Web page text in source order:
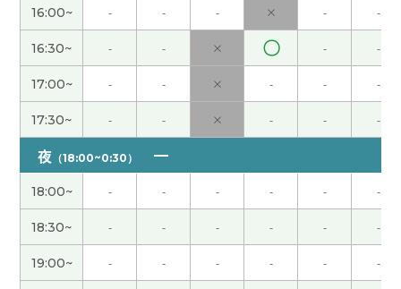
ありがとうございました！次回もどうかよろしくお
願いします！
( 60代 男性 )
ありがとうございました！次回もどうかよろしくお
願いします！
( 60代 男性 )
老师，谢谢您！今天的课我也学得很开心。
本日も丁寧なレッスンを賜り誠にありがとうござ
いました。次回もどうかよろしくお願いします。(
60代 男性 )
16:00~ - - - × - -
16:30~ - - × 〇 - -
17:00~ - - × - - -
17:30~ - - × - - -
夜 （18:00~0:30）
18:00~ - - - - - -
18:30~ - - - - - -
19:00~ - - - - - -